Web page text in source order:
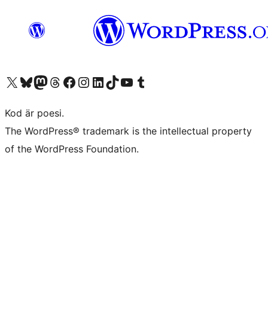
Besök vår X-konto (f.d. Twitter)
Besök vårt Bluesky-konto
Besök vårt Mastodon-konto
Besök vårt Thread-konto
Besök vår Facebook-sidaBesök vårt Instagram-konto
Besök vårt LinkedIn-konto
Besök vårt TikTok-konto
Besök vår YouTube-kanalBesök vårt Tumblr-konto
Kod är poesi.
The WordPress® trademark is the intellectual property
of the WordPress Foundation.